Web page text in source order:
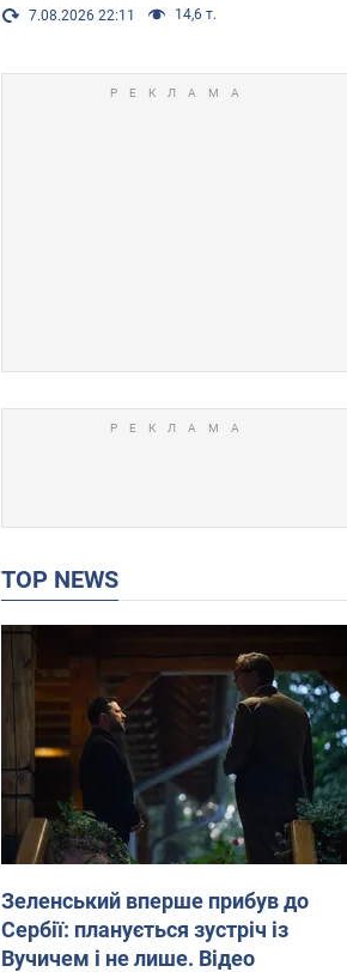
7.08.2026 22:11 14,6 т.
TOP NEWS
Зеленський вперше прибув до
Сербії: планується зустріч із
Вучичем і не лише. Відео